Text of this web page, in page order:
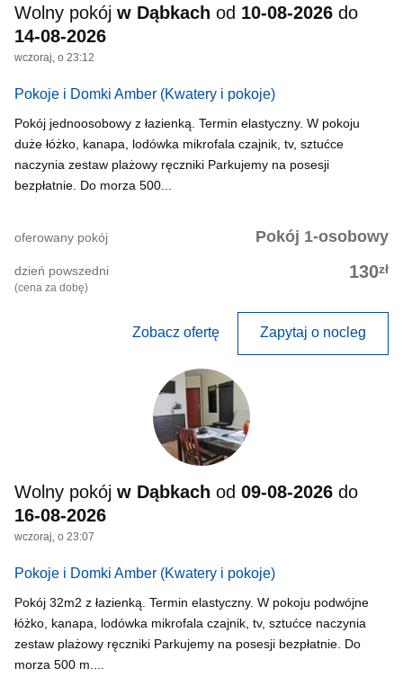
Wolny pokój w Dąbkach od 10-08-2026 do
14-08-2026
wczoraj, o 23:12
Pokoje i Domki Amber (Kwatery i pokoje)
Pokój jednoosobowy z łazienką. Termin elastyczny. W pokoju
duże łóżko, kanapa, lodówka mikrofala czajnik, tv, sztućce
naczynia zestaw plażowy ręczniki Parkujemy na posesji
bezpłatnie. Do morza 500...
Pokój 1-osobowy
oferowany pokój
130zł
dzień powszedni
(cena za dobę)
Zobacz ofertę Zapytaj o nocleg
Wolny pokój w Dąbkach od 09-08-2026 do
16-08-2026
wczoraj, o 23:07
Pokoje i Domki Amber (Kwatery i pokoje)
Pokój 32m2 z łazienką. Termin elastyczny. W pokoju podwójne
łóżko, kanapa, lodówka mikrofala czajnik, tv, sztućce naczynia
zestaw plażowy ręczniki Parkujemy na posesji bezpłatnie. Do
morza 500 m....